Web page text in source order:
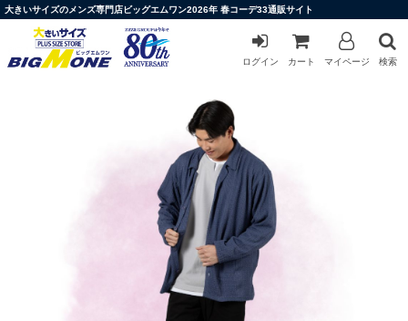
大きいサイズのメンズ専門店ビッグエムワン2026年 春コーデ33通販サイト
ログイン カート マイページ 検索